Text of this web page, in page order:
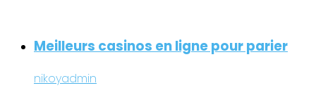
Meilleurs casinos en ligne pour parier
nikoyadmin